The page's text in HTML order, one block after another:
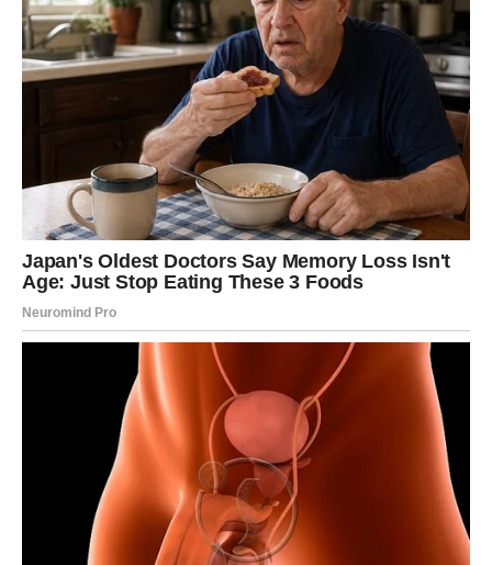
INSTINKTIMA
Mnogi ljudi će vam davati savjete ove sedmice.
Neki dobronamjerno, neki iz vlastitih interesa.
Ali zvijezde vas podsjećaju da najbolje odgovore već
nosite u sebi.
Ako osjećate da je nešto dobro za vas, nemojte dopustiti
da vas tuđe sumnje zaustave.
SEDMICA KOJA OTVARA NOVA
Vodolije, pred vama su dani tokom kojih biste mogli
osjetiti da se konačno pojavljuju prilike koje ste dugo